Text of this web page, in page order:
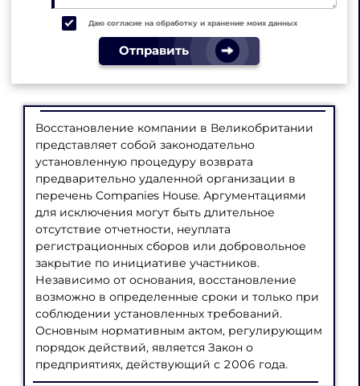
Даю согласие на обработку и хранение моих данных
Отправить
Восстановление компании в Великобритании
представляет собой законодательно
установленную процедуру возврата
предварительно удаленной организации в
перечень Companies House. Аргументациями
для исключения могут быть длительное
отсутствие отчетности, неуплата
регистрационных сборов или добровольное
закрытие по инициативе участников.
Независимо от основания, восстановление
возможно в определенные сроки и только при
соблюдении установленных требований.
Основным нормативным актом, регулирующим
порядок действий, является Закон о
предприятиях, действующий с 2006 года.